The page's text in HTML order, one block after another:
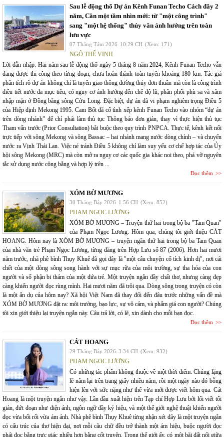
Sau lễ động thổ Dự án Kênh Funan Techo Cách đây 2
năm, Cần một tầm nhìn mới: từ "một công trình"
sang "một hệ thống" thủy văn ảnh hưởng trên toàn
lưu vực
07 Tháng Tám 2026 10:29 CH (Xem: 171)
NGÔ THẾ VINH
Lời dẫn nhập: Hai năm sau lễ động thổ ngày 5 tháng 8 năm 2024, Kênh Funan Techo vẫn
đang được thi công theo từng đoạn, chưa hoàn thành toàn tuyến khoảng 180 km. Tác giả
phân tích rõ dự án không chỉ là tuyến giao thông đường thủy đơn thuần mà còn là công trình
điều tiết nước đa mục tiêu, có nguy cơ ảnh hưởng đến chế độ lũ, phân phối phù sa và xâm
nhập mặn ở Đồng bằng sông Cửu Long. Đặc biệt, dự án đã vi phạm nghiêm trọng Điều 5
của Hiệp định Mekong 1995. Cam Bốt đã cố tình xếp kênh Funan Techo vào nhóm “dự án
trên dòng nhánh” để chỉ phải làm thủ tục Thông báo đơn giản, thay vì thực hiện thủ tục
Tham vấn trước (Prior Consultation) bắt buộc theo quy trình PNPCA. Thực tế, kênh kết nối
trực tiếp với sông Mekong và sông Bassac – hai nhánh mang nước dòng chính – và chuyển
nước ra Vịnh Thái Lan. Việc né tránh Điều 5 không chỉ làm suy yếu cơ chế hợp tác của Ủy
hội sông Mekong (MRC) mà còn mở ra nguy cơ các quốc gia khác noi theo, phá vỡ nguyên
tắc sử dụng nước công bằng và hợp lý trên ...
Đọc thêm
XÓM BỜ MƯƠNG
30 Tháng Bảy 2026 1:56 CH (Xem: 852)
PHẠM NGỌC LƯƠNG
XÓM BỜ MƯƠNG – Truyện thứ hai trong bộ ba "Tam Quan"
của Phạm Ngọc Lương. Hôm qua, chúng tôi giới thiệu CÁT
HOANG. Hôm nay là XÓM BỜ MƯƠNG – truyện ngắn thứ hai trong bộ ba Tam Quan
của nhà văn trẻ Phạm Ngọc Lương, từng đăng trên Hợp Lưu số 87 (2006). Hơn hai mươi
năm trước, nhà phê bình Thụy Khuê đã gọi đây là "một câu chuyện cổ tích kinh dị", nơi cái
chết của một dòng sông song hành với sự mục rữa của môi trường, sự tha hóa của con
người và số phận bi thảm của một đứa trẻ. Một truyện ngắn đầy chất thơ, nhưng càng đẹp
càng khiến người đọc rùng mình. Hai mươi năm đã trôi qua. Dòng sông trong truyện có còn
là một ẩn dụ của hôm nay? Xã hội Việt Nam đã thay đổi đến đâu trước những vấn đề mà
XÓM BỜ MƯƠNG đặt ra: môi trường, bạo lực, sự vô cảm, và phẩm giá con người? Chúng
tôi xin giới thiệu lại truyện ngắn này. Câu trả lời, có lẽ, xin dành cho mỗi bạn đọc.
Đọc thêm
CÁT HOANG
29 Tháng Bảy 2026 3:34 CH (Xem: 932)
PHẠM NGỌC LƯƠNG
Có những tác phẩm không thuộc về một thời điểm. Chúng lặng
lẽ nằm lại trên trang giấy nhiều năm, rồi một ngày nào đó bỗng
hiện lên với sức nặng như thể vừa mới được viết hôm qua. Cát
Hoang là một truyện ngắn như vậy. Lần đầu xuất hiện trên Tạp chí Hợp Lưu bởi lối viết tối
giản, đứt đoạn như điện ảnh, ngôn ngữ đầy ký hiệu, và một thế giới nghệ thuật khiến người
đọc vừa bối rối vừa ám ảnh. Nhà phê bình Thụy Khuê từng nhận xét đây là một truyện ngắn
có cấu trúc của thơ hiện đại, nơi mỗi câu chữ đều trở thành một ám hiệu, buộc người đọc
phải đọc bằng trực giác nhiều hơn bằng cốt truyện. Trong thế giới ấy, có một bãi đất nổi giữa